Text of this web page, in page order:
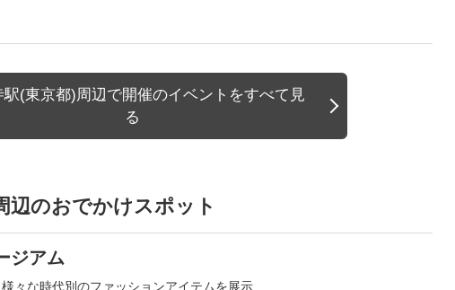
駅(東京都)周辺で開催のイベントをすべて見
る
辺のおでかけスポット
ジアム
様々な時代別のファッションアイテムを展示